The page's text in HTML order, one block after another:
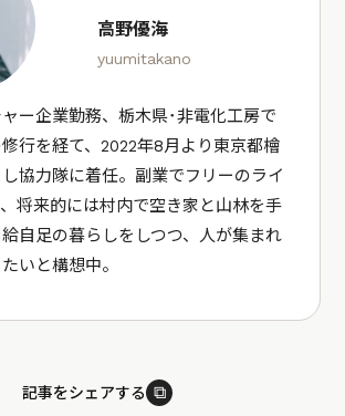
高野優海
yuumitakano
ー企業勤務、栃木県･非電化工房で
行を経て、2022年8月より東京都檜
協力隊に着任。副業でフリーのライ
将来的には村内で空き家と山林を手
自足の暮らしをしつつ、人が集まれ
いと構想中。
記事をシェアする ⧉